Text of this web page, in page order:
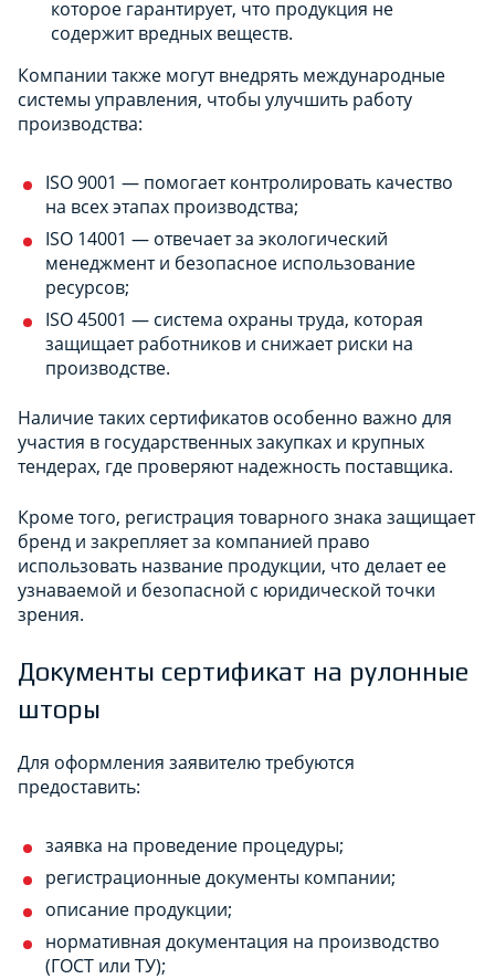
которое гарантирует, что продукция не
содержит вредных веществ.
Компании также могут внедрять международные
системы управления, чтобы улучшить работу
производства:
ISO 9001 — помогает контролировать качество
на всех этапах производства;
ISO 14001 — отвечает за экологический
менеджмент и безопасное использование
ресурсов;
ISO 45001 — система охраны труда, которая
защищает работников и снижает риски на
производстве.
Наличие таких сертификатов особенно важно для
участия в государственных закупках и крупных
тендерах, где проверяют надежность поставщика.
Кроме того, регистрация товарного знака защищает
бренд и закрепляет за компанией право
использовать название продукции, что делает ее
узнаваемой и безопасной с юридической точки
зрения.
Документы сертификат на рулонные
шторы
Для оформления заявителю требуются
предоставить:
заявка на проведение процедуры;
регистрационные документы компании;
описание продукции;
нормативная документация на производство
(ГОСТ или ТУ);